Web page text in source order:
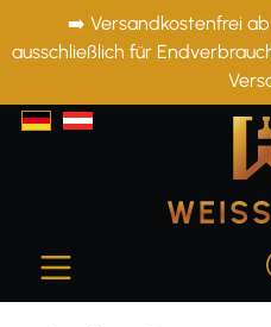
springen
➡️ Versandkostenfrei
ausschließlich für